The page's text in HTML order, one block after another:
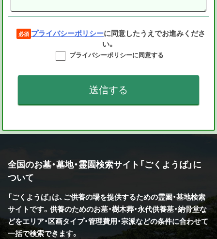
必須 プライバシーポリシーに同意したうえでお進みくださ
い。
プライバシーポリシーに同意する
全国のお墓・墓地・霊園検索サイト「ごくようば」に
ついて
「ごくようば」は、ご供養の場を提供するための霊園・墓地検索
サイトです。供養のためのお墓・樹木葬・永代供養墓・納骨堂な
どをエリア・区画タイプ・管理費用・宗派などの条件に合わせて
一括で検索できます。